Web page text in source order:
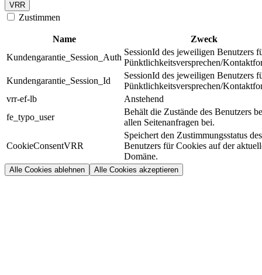
VRR
Zustimmen
Name
Zweck
Kundengarantie_Session_Auth
SessionId des jeweiligen Benutzers
Pünktlichkeitsversprechen/
Kundengarantie_Session_Id
SessionId des jeweiligen Benutzers
Pünktlichkeitsversprechen/
vrr-ef-lb
Anstehend
fe_typo_user
Behält die Zustände des Benutzers
allen Seitenanfragen bei.
CookieConsentVRR
Speichert den Zustimmungsstatus des
Benutzers für Cookies auf der
Domäne.
Alle Cookies ablehnen Alle Cookies akzeptieren